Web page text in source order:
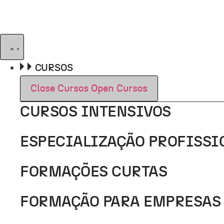
o
conteúdo
CURSOS
Close Cursos Open Cursos
CURSOS INTENSIVOS
ESPECIALIZAÇÃO
FORMAÇÕES CURTAS
FORMAÇÃO PARA EMPRESAS